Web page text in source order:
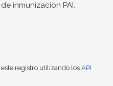
inmunización PAI.
registro utilizando los API